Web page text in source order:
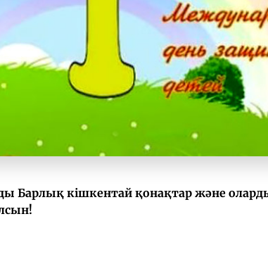
Барлық кішкентай қонақтар және